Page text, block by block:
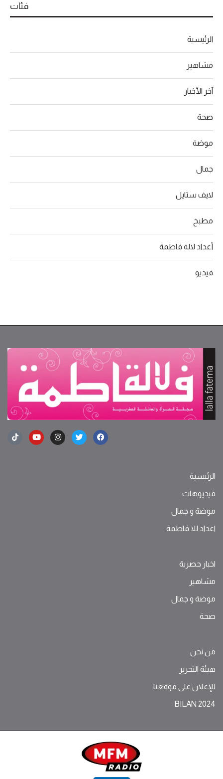
فئات
الرئيسية
مشاهير
آخر الأخبار
صحة
موضة
جمال
لايف ستايل
مطبخ
أعداد لالة فاطمة
فيديو
الرئيسية
فيديوهات
موضة ‫و‬ ‫‬‫جمال‬
اعداد للا فاطمة
اخبار حصرية
مشاهير
موضة ‫و‬ ‫‬‫جمال‬
صحة
من نحن
هيئة التحرير
للإعلان على موقعنا
BILAN 2024